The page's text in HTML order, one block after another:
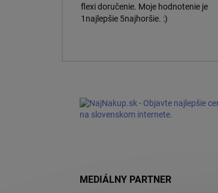
flexi doručenie. Moje hodnotenie je
1najlepšie 5najhoršie. :)
MEDIÁLNY PARTNER